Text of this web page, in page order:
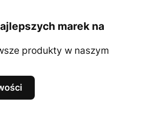
marek na
produkty w naszym